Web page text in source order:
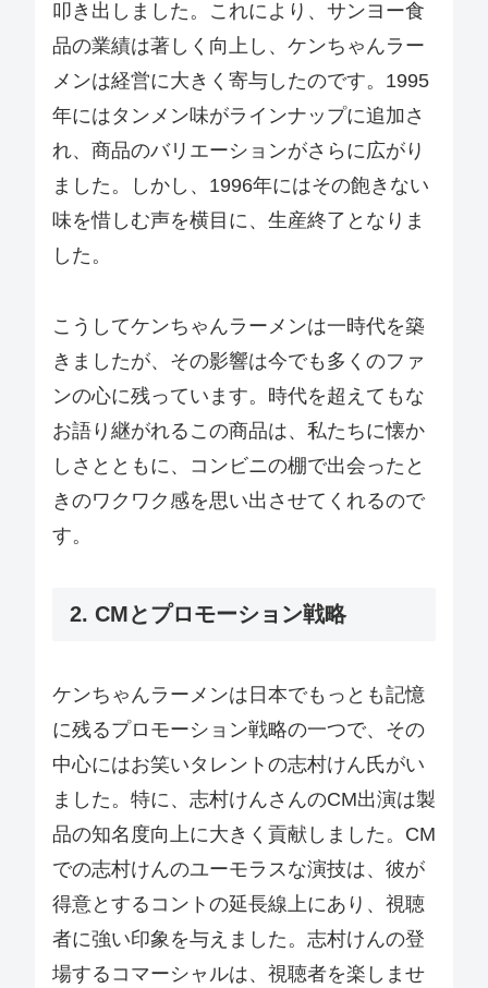
叩き出しました。これにより、サンヨー食
品の業績は著しく向上し、ケンちゃんラー
メンは経営に大きく寄与したのです。1995
年にはタンメン味がラインナップに追加さ
れ、商品のバリエーションがさらに広がり
ました。しかし、1996年にはその飽きない
味を惜しむ声を横目に、生産終了となりま
した。
こうしてケンちゃんラーメンは一時代を築
きましたが、その影響は今でも多くのファ
ンの心に残っています。時代を超えてもな
お語り継がれるこの商品は、私たちに懐か
しさとともに、コンビニの棚で出会ったと
きのワクワク感を思い出させてくれるので
す。
2. CMとプロモーション戦略
ケンちゃんラーメンは日本でもっとも記憶
に残るプロモーション戦略の一つで、その
中心にはお笑いタレントの志村けん氏がい
ました。特に、志村けんさんのCM出演は製
品の知名度向上に大きく貢献しました。CM
での志村けんのユーモラスな演技は、彼が
得意とするコントの延長線上にあり、視聴
者に強い印象を与えました。志村けんの登
場するコマーシャルは、視聴者を楽しませ